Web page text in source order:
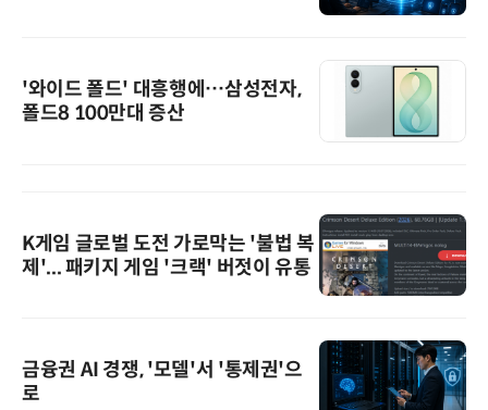
'와이드 폴드' 대흥행에…삼성전자,
폴드8 100만대 증산
K게임 글로벌 도전 가로막는 '불법 복
제'... 패키지 게임 '크랙' 버젓이 유통
금융권 AI 경쟁, '모델'서 '통제권'으
로